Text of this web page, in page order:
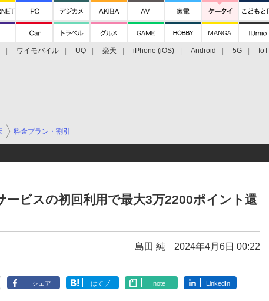
ワイモバイル UQ 楽天 iPhone (iOS) Android 5G IoT
料金プラン・割引
ービスの初回利用で最大3万2200ポイント還
島田 純 2024年4月6日 00:22
シェア はてブ note LinkedIn